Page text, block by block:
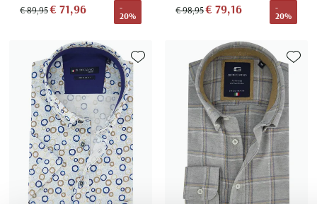
€ 89,95€ 71,96
-
20%
€ 98,95€ 79,16
-
20%
Toevoegen aan favorieten